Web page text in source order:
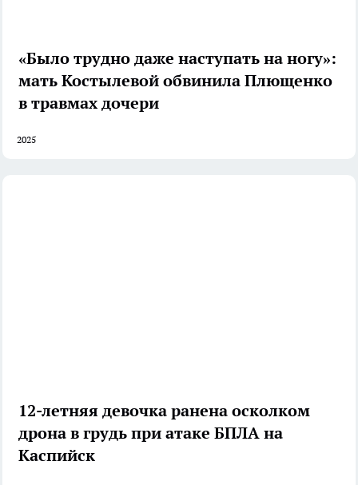
«Было трудно даже наступать на ногу»:
мать Костылевой обвинила Плющенко
в травмах дочери
2025
12-летняя девочка ранена осколком
дрона в грудь при атаке БПЛА на
Каспийск